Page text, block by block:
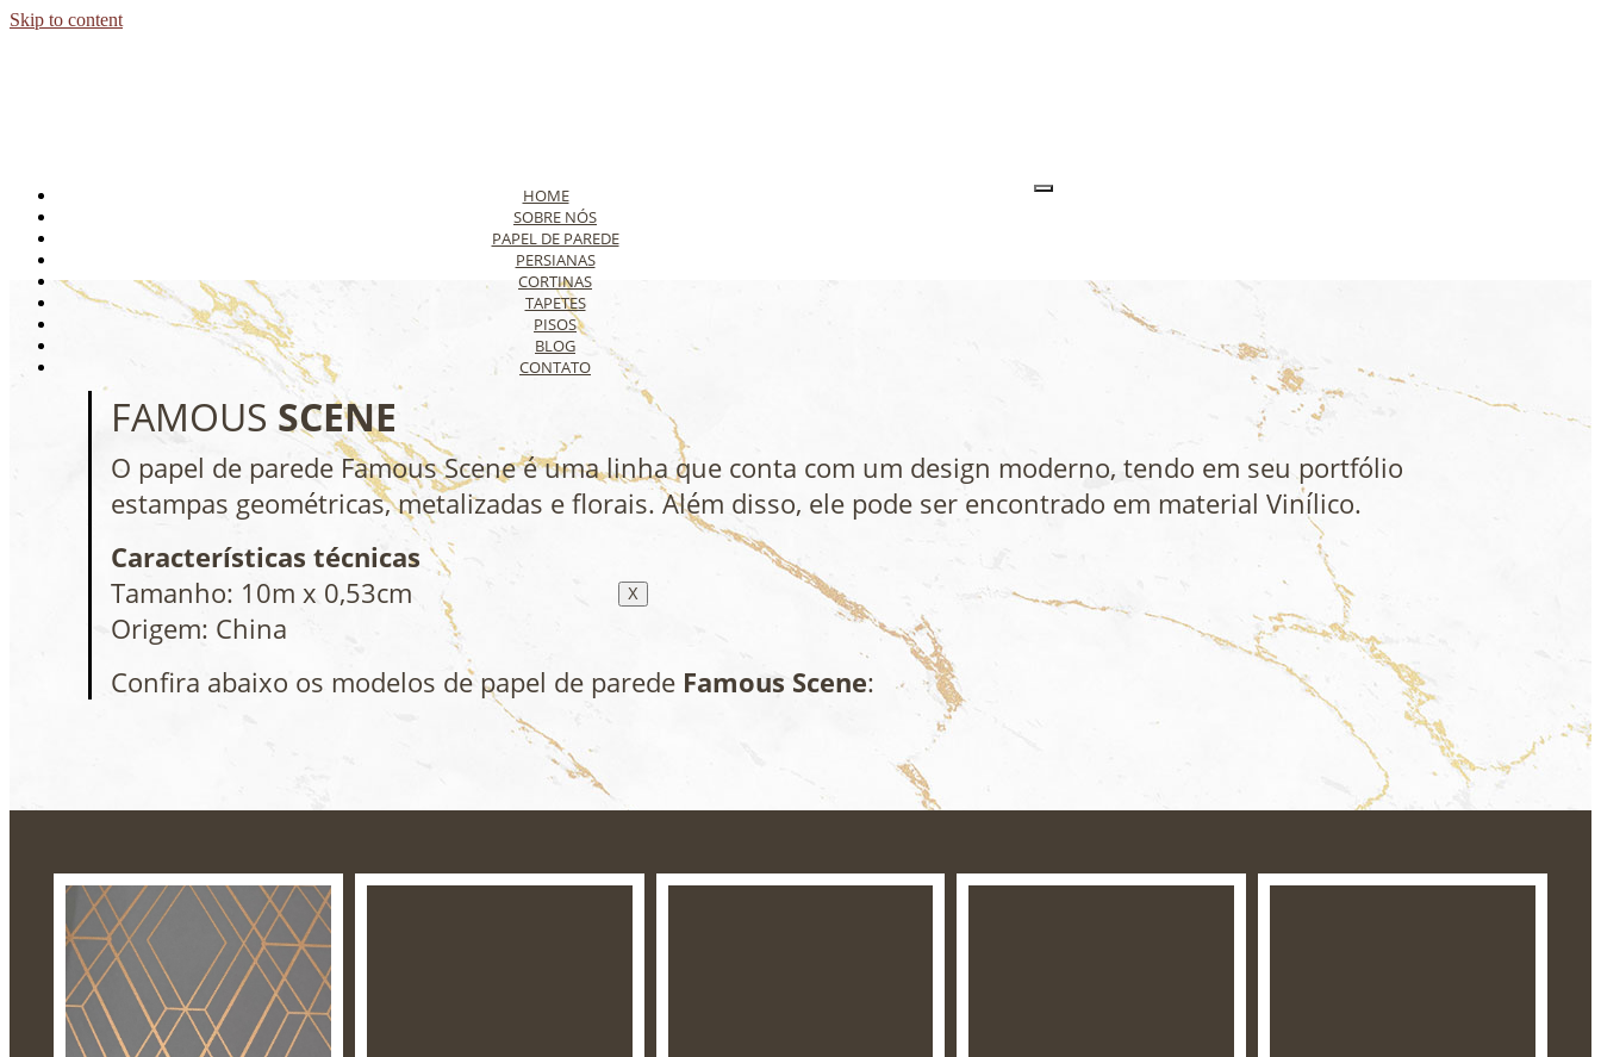
Skip to content
HOME
SOBRE NÓS
PAPEL DE PAREDE
PERSIANAS
CORTINAS
TAPETES
PISOS
BLOG
CONTATO
X
FAMOUS SCENE
O papel de parede Famous Scene é uma linha que conta com um design moderno, tendo em seu portfólio
estampas geométricas, metalizadas e florais. Além disso, ele pode ser encontrado em material Vinílico.
Características técnicas
Tamanho: 10m x 0,53cm
Origem: China
Confira abaixo os modelos de papel de parede Famous Scene: